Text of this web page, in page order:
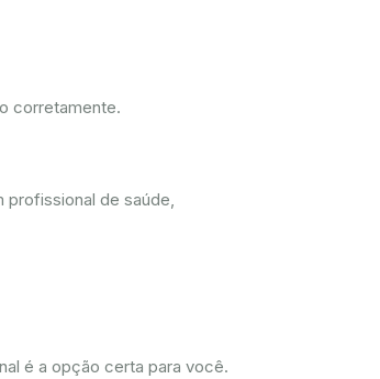
corretamente.
de saúde,
é a opção certa para você.